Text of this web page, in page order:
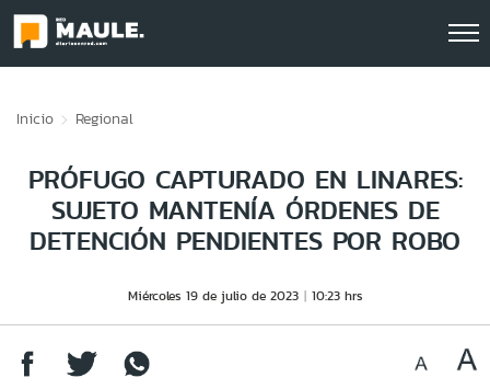
Inicio Regional
PRÓFUGO CAPTURADO EN LINARES:
SUJETO MANTENÍA ÓRDENES DE
DETENCIÓN PENDIENTES POR ROBO
Miércoles 19 de julio de 2023 10:23 hrs